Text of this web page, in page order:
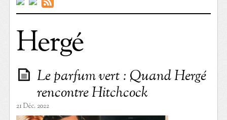
Hergé
Le parfum vert : Quand Hergé
rencontre Hitchcock
21 Déc. 2022